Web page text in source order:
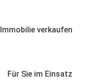
Immobilie verkaufen
Für Sie im Einsatz